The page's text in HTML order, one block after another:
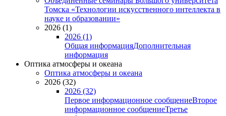
Томска «Технологии искусственного интеллекта в
науке и образовании»
2026 (1)
2026 (1)
Общая информацияДополнительная
информация
Оптика атмосферы и океана
Оптика атмосферы и океана
2026 (32)
2026 (32)
Первое информационное сообщениеВторое
информационное сообщениеТретье